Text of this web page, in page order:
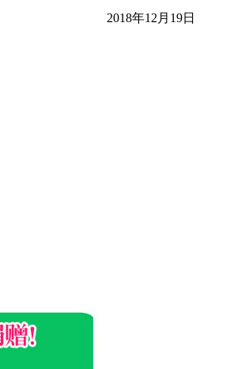
2018年12月19日